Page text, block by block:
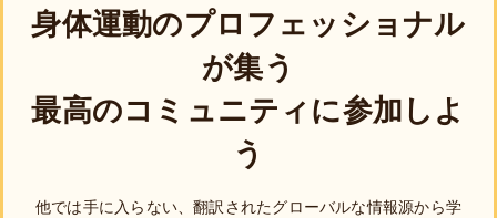
身体運動のプロフェッショナル
が集う
最高のコミュニティに参加しよ
う
他では手に入らない、翻訳されたグローバルな情報源から学